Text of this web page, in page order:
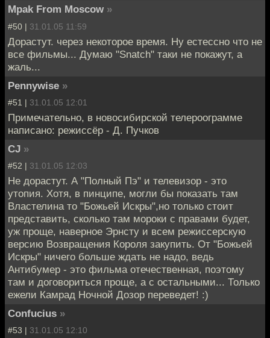
Mpak From Moscow »
#50 | 31.01.05 11:59
Дорастут. через некоторое время. Ну естессно что не
все фильмы... Думаю "Snatch" таки не покажут, а
жаль...
Pennywise »
#51 | 31.01.05 12:01
Примечательно, в новосибирской телероограмме
написано: режиссёр - Д. Пучков
CJ »
#52 | 31.01.05 12:03
Не дорастут. А "Полный Пэ" и телевизор - это
утопия. Хотя, в пинципе, могли бы показать там
Властелина то "Божьей Искры",но только стоит
представить, сколько там мороки с правами будет,
уж проще, наверное Эрнсту и всем режиссерскую
версию Возвращения Короля закупить. От "Божьей
Искры" ничего больше ждать не надо, ведь
Антибумер - это фильма отечественная, поэтому
там и договориться проще, а с остальными... Только
ежели Камрад Ночной Дозор переведет! :)
Confucius »
#53 | 31.01.05 12:10